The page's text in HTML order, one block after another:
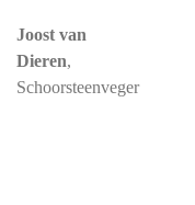
Joost van
Dieren,
Schoorsteenveger